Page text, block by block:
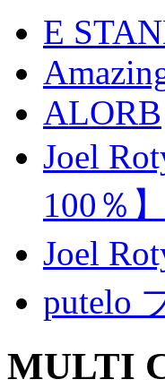
E
ALORB
Joel
100％】
Joel
putelo
MULTI